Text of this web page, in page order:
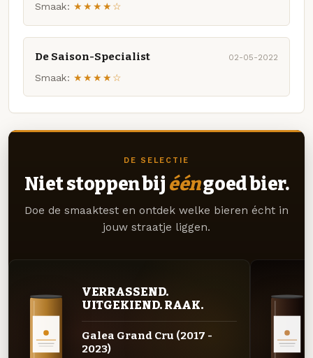
Smaak: ★★★★☆
De Saison-Specialist 02-05-2022
Smaak: ★★★★☆
DE SELECTIE
Niet stoppen bij ééngoed bier.
Doe de smaaktest en ontdek welke bieren écht in
jouw straatje liggen.
VERRASSEND.
UITGEKIEND. RAAK.
Galea Grand Cru (2017 -
2023)